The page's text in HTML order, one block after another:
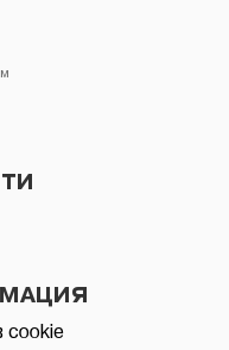
cookie